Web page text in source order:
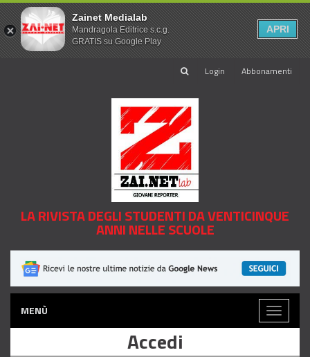
Login Abbonamenti
LA RIVISTA DEGLI STUDENTI DA VENTICINQUE
ANNI NELLE SCUOLE
MENÙ
Toggle
Accedi
Zainet Medialab
Mandragola Editrice s.c.g.
GRATIS su Google Play
APRI